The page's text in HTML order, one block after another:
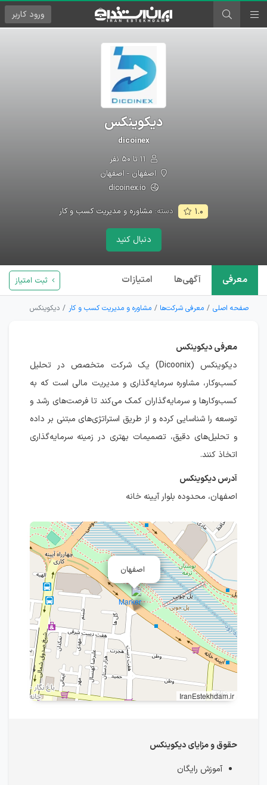
ورود کاربر
دیکوینکس
dicoinex
اصفهان - اصفهان
۱.۰ دسته: مشاوره و مدیریت کسب و کار
دنبال کنید
معرفی آگهی‌ها امتیازات ثبت امتیاز
صفحه اصلی معرفی شرکت‌ها مشاوره و مدیریت کسب و کار دیکوینکس
معرفی دیکوینکس
دیکوینکس (Dicoonix) یک شرکت متخصص در تحلیل
کسب‌وکار، مشاوره سرمایه‌گذاری و مدیریت مالی است که به
کسب‌وکارها و سرمایه‌گذاران کمک می‌کند تا فرصت‌های رشد و
توسعه را شناسایی کرده و از طریق استراتژی‌های مبتنی بر داده
و تحلیل‌های دقیق، تصمیمات بهتری در زمینه سرمایه‌گذاری
اتخاذ کنند.
آدرس دیکوینکس
اصفهان، محدوده بلوار آیینه خانه
اصفهان
IranEstekhdam.ir
حقوق و مزایای دیکوینکس
آموزش رایگان